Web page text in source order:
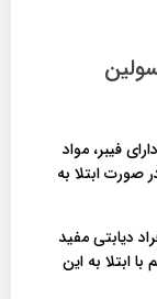
فیبر، مواد
ابتلا به
دیابتی مفید
ابتلا به این